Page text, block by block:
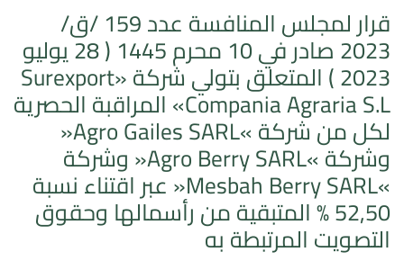
قرار لمجلس المنافسة عدد 159 /ق/
2023 صادر في 10 محرم 1445 ( 28 يوليو
2023 ) المتعلق بتولي شركة «Surexport
Compania Agraria S.L» المراقبة الحصرية
لكل من شركة »Agro Gailes SARL«
وشركة »Agro Berry SARL« وشركة
»Mesbah Berry SARL« عبر اقتناء نسبة
52,50 % المتبقية من رأسمالها وحقوق
التصويت المرتبطة به